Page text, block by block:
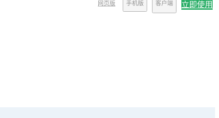
网页版 手机版 客户端 立即使用